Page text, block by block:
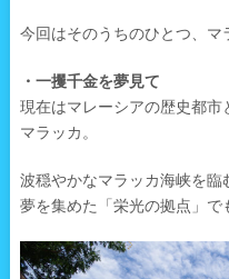
今回はそのうちのひとつ、マ
・一攫千金を夢見て
現在はマレーシアの歴史都市
マラッカ。
波穏やかなマラッカ海峡を
夢を集めた「栄光の拠点」で